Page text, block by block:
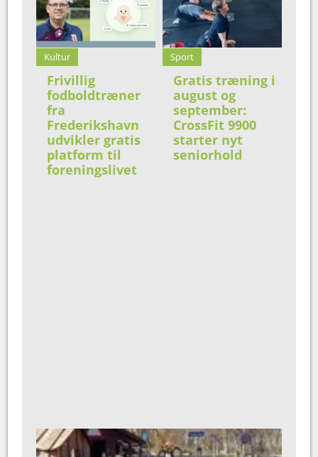
Kultur
Frivillig
fodboldtræner
fra
Frederikshavn
udvikler gratis
platform til
foreningslivet
Sport
Gratis træning i
august og
september:
CrossFit 9900
starter nyt
seniorhold